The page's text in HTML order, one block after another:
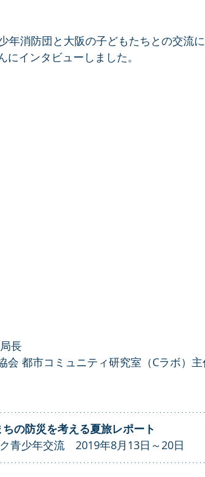
年消防団と大阪の子どもたちとの交流
インタビューしました。
長
会 都市コミュニティ研究室（Cラボ）
ちの防災を考える夏旅レポート
青少年交流　2019年8月13日～20日